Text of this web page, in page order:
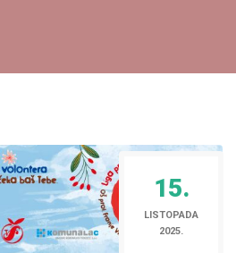
15.
LISTOPADA
2025.